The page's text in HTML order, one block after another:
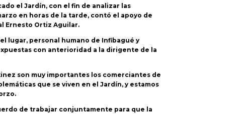
el Jardín, con el fin de analizar las
en horas de la tarde, contó el apoyo de
Ernesto Ortiz Aguilar.
lugar, personal humano de Infibagué y
con anterioridad a la dirigente de la
son muy importantes los comerciantes de
que se viven en el Jardín, y estamos
de trabajar conjuntamente para que la